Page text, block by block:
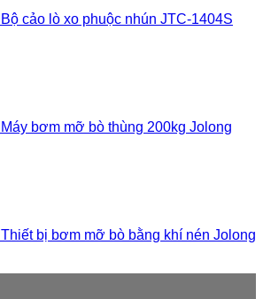
Bộ cảo lò xo phuộc nhún JTC-1404S
Máy bơm mỡ bò thùng 200kg Jolong
Thiết bị bơm mỡ bò bằng khí nén Jolong